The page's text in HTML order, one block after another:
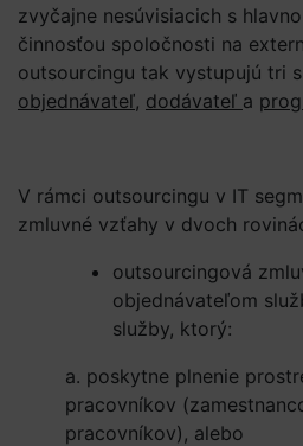
zvyčajne nesúvisiacich s
činnosťou spoločnosti na
outsourcingu tak vystupujú tri
objednávateľ, dodávateľ a
V rámci outsourcingu v IT
zmluvné vzťahy v dvoch
outsourcingová
objednávateľom
služby, ktorý:
a. poskytne plnenie
pracovníkov
pracovníkov), alebo